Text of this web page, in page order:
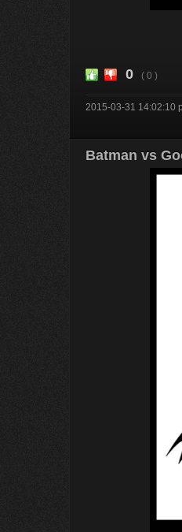
0 ( 0 )
2015-03-31 14:02:10
Batman vs